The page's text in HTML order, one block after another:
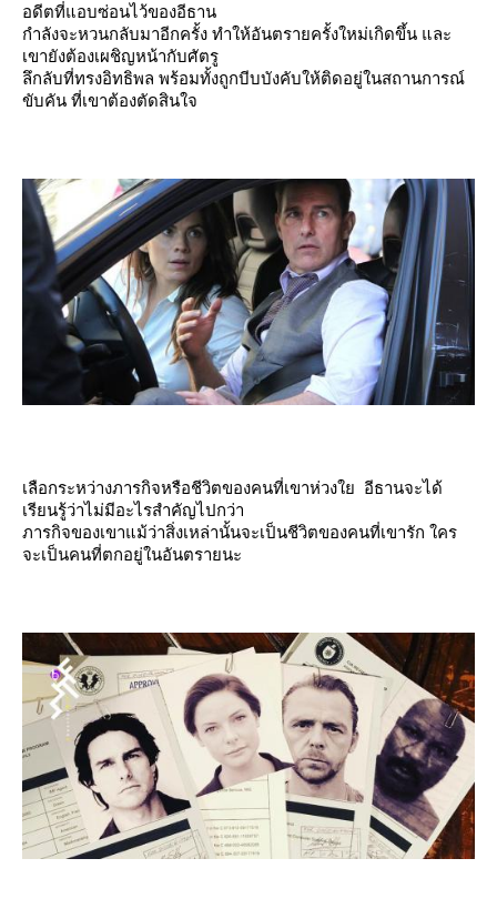
อดีตที่แอบซ่อนไว้ของอีธาน
กำลังจะหวนกลับมาอีกครั้ง ทำให้อันตรายครั้งใหม่เกิดขึ้น และ
เขายังต้องเผชิญหน้ากับศัตรู
ลึกลับที่ทรงอิทธิพล พร้อมทั้งถูกบีบบังคับให้ติดอยู่ในสถานการณ์
ขับคัน ที่เขาต้องตัดสินใจ
เลือกระหว่างภารกิจหรือชีวิตของคนที่เขาห่วงใย อีธานจะได้
เรียนรู้ว่าไม่มีอะไรสำคัญไปกว่า
ภารกิจของเขาแม้ว่าสิ่งเหล่านั้นจะเป็นชีวิตของคนที่เขารัก ใคร
จะเป็นคนที่ตกอยู่ในอันตรายนะ